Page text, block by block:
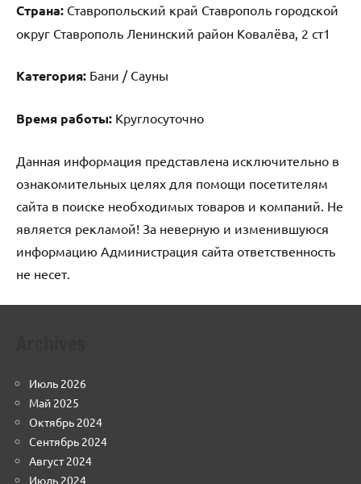
Страна: Ставропольский край Ставрополь городской
округ Ставрополь Ленинский район Ковалёва, 2 ст1
Категория: Бани / Сауны
Время работы: Круглосуточно
Данная информация представлена исключительно в
ознакомительных целях для помощи посетителям
сайта в поиске необходимых товаров и компаний. Не
является рекламой! За неверную и изменившуюся
информацию Администрация сайта ответственность
не несет.
Июль 2026
Май 2025
Октябрь 2024
Сентябрь 2024
Август 2024
Июль 2024